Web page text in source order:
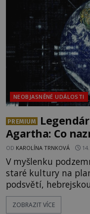
NEOBJASNĚNÉ UDÁLOSTI
PREMIUM
Agartha: Co
OD KAROLÍNA TRNKOVÁ
V myšlenku
staré kultury na
podsvětí,
„místo děsu“,
společné. Víru v existenci říše či království pod
ZOBRAZIT VÍCE